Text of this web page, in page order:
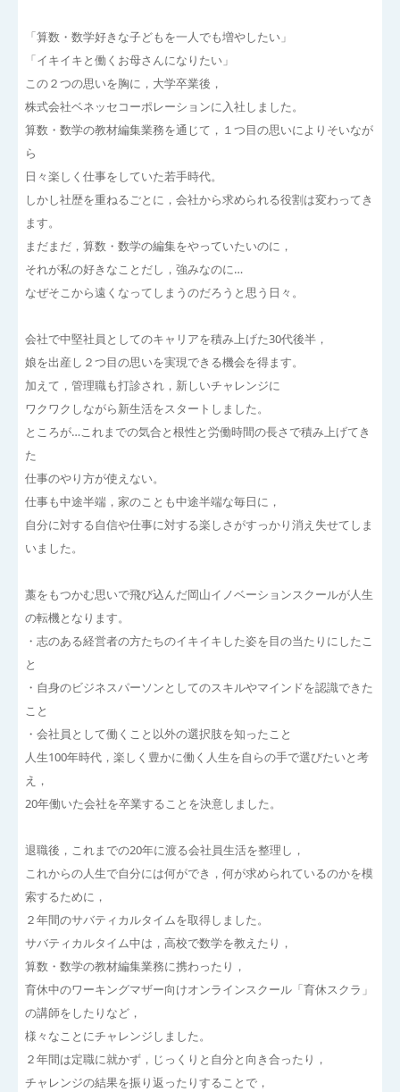
「算数・数学好きな子どもを一人でも増やしたい」
「イキイキと働くお母さんになりたい」
この２つの思いを胸に，大学卒業後，
株式会社ベネッセコーポレーションに入社しました。
算数・数学の教材編集業務を通じて，１つ目の思いによりそいなが
ら
日々楽しく仕事をしていた若手時代。
しかし社歴を重ねるごとに，会社から求められる役割は変わってき
ます。
まだまだ，算数・数学の編集をやっていたいのに，
それが私の好きなことだし，強みなのに…
なぜそこから遠くなってしまうのだろうと思う日々。
会社で中堅社員としてのキャリアを積み上げた30代後半，
娘を出産し２つ目の思いを実現できる機会を得ます。
加えて，管理職も打診され，新しいチャレンジに
ワクワクしながら新生活をスタートしました。
ところが…これまでの気合と根性と労働時間の長さで積み上げてき
た
仕事のやり方が使えない。
仕事も中途半端，家のことも中途半端な毎日に，
自分に対する自信や仕事に対する楽しさがすっかり消え失せてしま
いました。
藁をもつかむ思いで飛び込んだ岡山イノベーションスクールが人生
の転機となります。
・志のある経営者の方たちのイキイキした姿を目の当たりにしたこ
と
・自身のビジネスパーソンとしてのスキルやマインドを認識できた
こと
・会社員として働くこと以外の選択肢を知ったこと
人生100年時代，楽しく豊かに働く人生を自らの手で選びたいと考
え，
20年働いた会社を卒業することを決意しました。
退職後，これまでの20年に渡る会社員生活を整理し，
これからの人生で自分には何ができ，何が求められているのかを模
索するために，
２年間のサバティカルタイムを取得しました。
サバティカルタイム中は，高校で数学を教えたり，
算数・数学の教材編集業務に携わったり，
育休中のワーキングマザー向けオンラインスクール「育休スクラ」
の講師をしたりなど，
様々なことにチャレンジしました。
２年間は定職に就かず，じっくりと自分と向き合ったり，
チャレンジの結果を振り返ったりすることで，